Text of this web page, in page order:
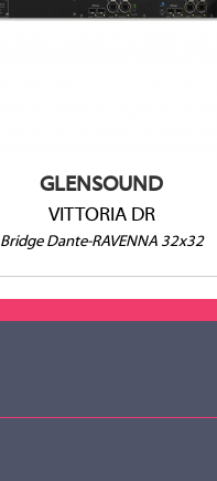
GLENSOUND
VITTORIA DR
Bridge Dante-RAVENNA 32x32